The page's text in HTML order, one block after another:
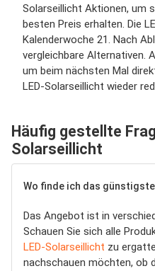
Solarseillicht Aktionen, um
besten Preis erhalten. Die
Kalenderwoche 21. Nach
vergleichbare Alternativen.
um beim nächsten Mal
LED-Solarseillicht wieder
Häufig gestellte
Solarseillicht
Wo finde ich das
Das Angebot ist in
Schauen Sie sich alle
LED-Solarseillicht zu
nachschauen möchten, ob